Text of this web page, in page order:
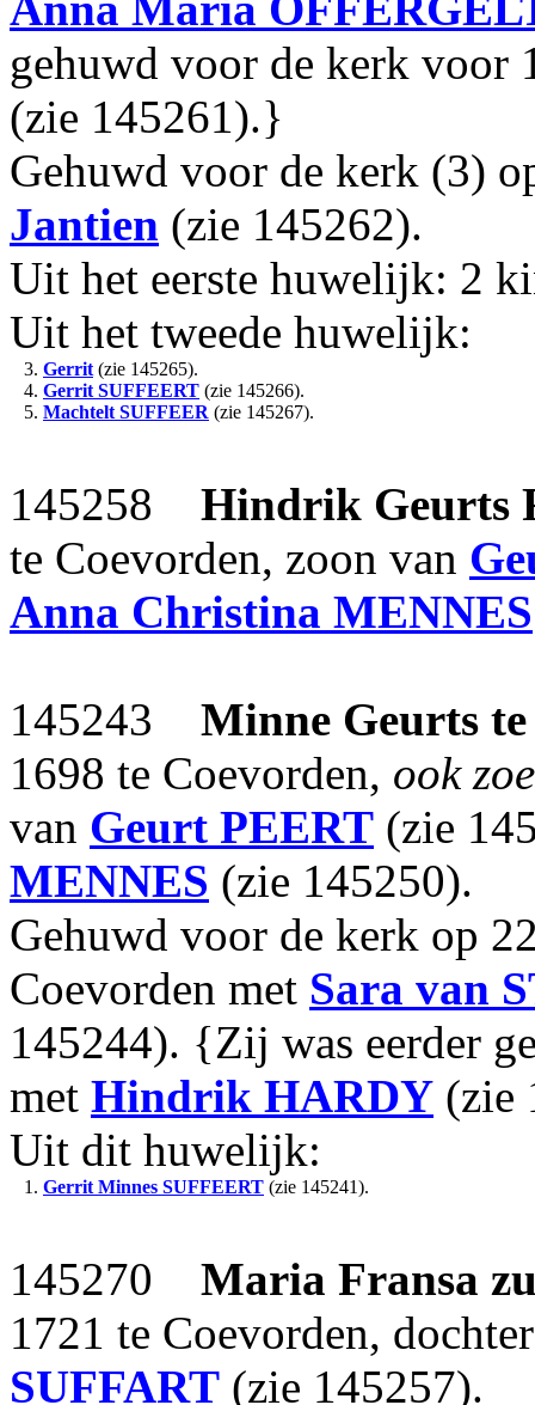
gehuwd voor de kerk voor
(zie 145261).}
Gehuwd voor de kerk (3)
Jantien (zie 145262).
Uit het eerste huwelijk: 2
Uit het tweede huwelijk:
3. Gerrit (zie 145265).
4. Gerrit SUFFEERT (zie 145266).
5. Machtelt SUFFEER (zie 145267).
145258 Hindrik Geurts
te Coevorden, zoon van
Anna Christina MENNES
145243 Minne Geurts
1698 te Coevorden, ook
van Geurt PEERT (zie
MENNES (zie 145250).
Gehuwd voor de kerk op
Coevorden met Sara van
145244). {Zij was eerder
met Hindrik HARDY (zie
Uit dit huwelijk:
1. Gerrit Minnes SUFFEERT (zie 145241).
145270 Maria Fransa
1721 te Coevorden,
SUFFART (zie 145257).